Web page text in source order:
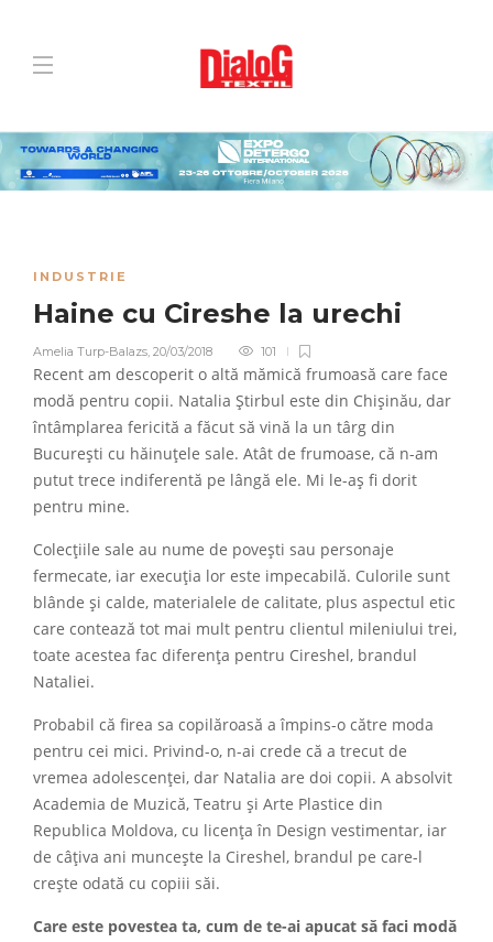
INDUSTRIE
Haine cu Cireshe la urechi
Amelia Turp-Balazs, 20/03/2018 101
Recent am descoperit o altă mămică frumoasă care face
modă pentru copii. Natalia Știrbul este din Chișinău, dar
întâmplarea fericită a făcut să vină la un târg din
București cu hăinuțele sale. Atât de frumoase, că n-am
putut trece indiferentă pe lângă ele. Mi le-aș fi dorit
pentru mine.
Colecțiile sale au nume de povești sau personaje
fermecate, iar execuția lor este impecabilă. Culorile sunt
blânde și calde, materialele de calitate, plus aspectul etic
care contează tot mai mult pentru clientul mileniului trei,
toate acestea fac diferența pentru Cireshel, brandul
Nataliei.
Probabil că firea sa copilăroasă a împins-o către moda
pentru cei mici. Privind-o, n-ai crede că a trecut de
vremea adolescenței, dar Natalia are doi copii. A absolvit
Academia de Muzică, Teatru și Arte Plastice din
Republica Moldova, cu licența în Design vestimentar, iar
de câțiva ani muncește la Cireshel, brandul pe care-l
crește odată cu copiii săi.
Care este povestea ta, cum de te-ai apucat să faci modă